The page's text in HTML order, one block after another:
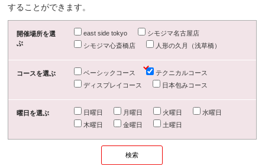
することができます。
開催場所を選
ぶ
east side tokyo
シモジマ名古屋店
シモジマ心斎橋店
人形の久月（浅草橋）
コースを選ぶ ベーシックコース
テクニカルコース
ディスプレイコース
日本包みコース
曜日を選ぶ 日曜日 月曜日 火曜日
水曜日
木曜日
金曜日 土曜日